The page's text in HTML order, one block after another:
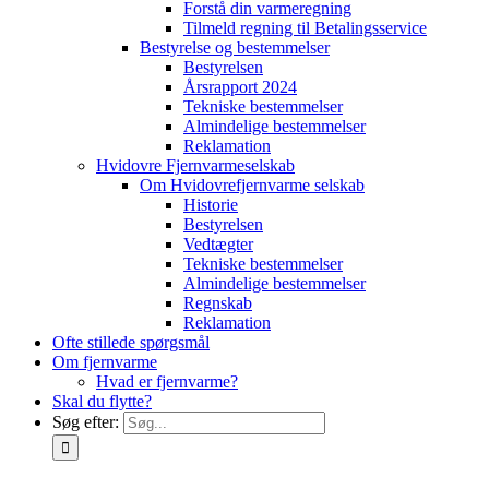
Forstå din varmeregning
Tilmeld regning til Betalingsservice
Bestyrelse og bestemmelser
Bestyrelsen
Årsrapport 2024
Tekniske bestemmelser
Almindelige bestemmelser
Reklamation
Hvidovre Fjernvarmeselskab
Om Hvidovrefjernvarme selskab
Historie
Bestyrelsen
Vedtægter
Tekniske bestemmelser
Almindelige bestemmelser
Regnskab
Reklamation
Ofte stillede spørgsmål
Om fjernvarme
Hvad er fjernvarme?
Skal du flytte?
Søg efter: